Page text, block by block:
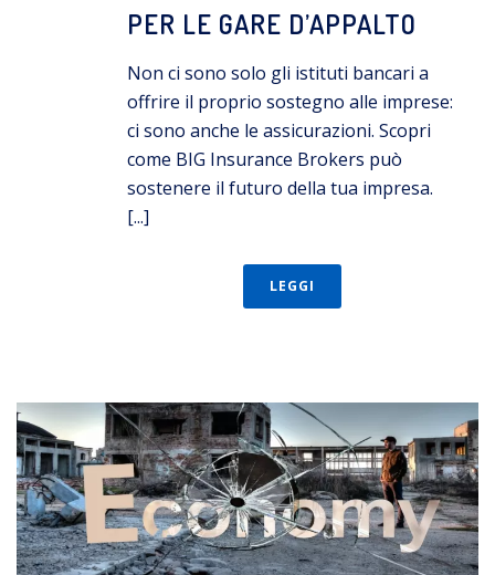
PER LE GARE D’APPALTO
Non ci sono solo gli istituti bancari a
offrire il proprio sostegno alle imprese:
ci sono anche le assicurazioni. Scopri
come BIG Insurance Brokers può
sostenere il futuro della tua impresa.
[...]
LEGGI